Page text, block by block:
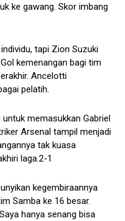
ke gawang. Skor imbang
tapi Zion Suzuki
kemenangan bagi tim
Ancelotti
pelatih.
memasukkan Gabriel
Arsenal tampil menjadi
tak kuasa
laga.2-1
kegembiraannya
Samba ke 16 besar.
hanya senang bisa